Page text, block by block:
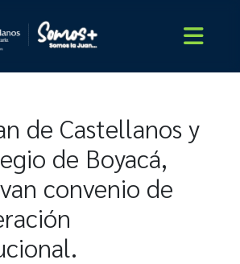
de Castellanos y
de Boyacá,
convenio de